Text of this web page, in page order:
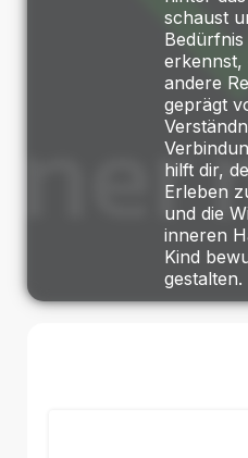
schaust
erkennst,
andere
geprägt
hilft dir,
Erleben
und die
inneren
Kind
gestalten.